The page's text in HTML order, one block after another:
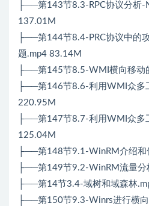
├──第143节8.3-RPC协议分析-
137.01M
├──第144节8.4-PRC协议中的
题.mp4 83.14M
├──第145节8.5-WMI横向移动
├──第146节8.6-利用WMI众多
220.95M
├──第147节8.7-利用WMI众多
125.04M
├──第148节9.1-WinRM介绍和
├──第149节9.2-WinRM流量分
├──第14节3.4-域树和域森林
├──第150节9.3-Winrs进行横